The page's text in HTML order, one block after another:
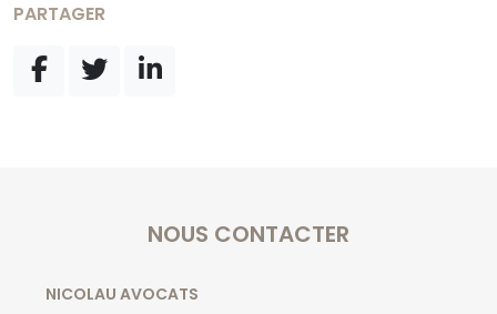
PARTAGER
NOUS CONTACTER
NICOLAU AVOCATS